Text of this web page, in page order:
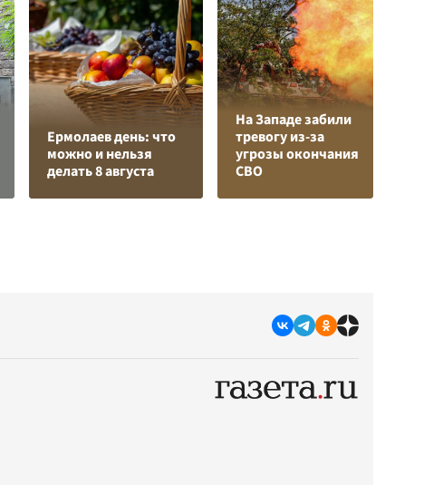
Ермолаев день: что
можно и нельзя
делать 8 августа
На Западе забили
тревогу из-за
угрозы окончания
СВО